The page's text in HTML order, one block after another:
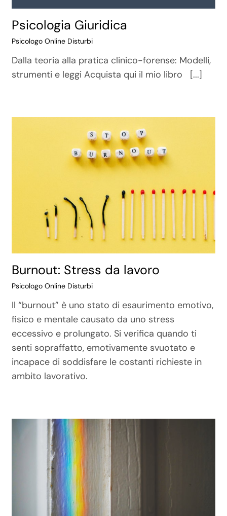
Psicologia Giuridica
Psicologo Online Disturbi
Dalla teoria alla pratica clinico-forense: Modelli,
strumenti e leggi Acquista qui il mio libro [...]
Burnout: Stress da lavoro
Psicologo Online Disturbi
Il “burnout” è uno stato di esaurimento emotivo,
fisico e mentale causato da uno stress
eccessivo e prolungato. Si verifica quando ti
senti sopraffatto, emotivamente svuotato e
incapace di soddisfare le costanti richieste in
ambito lavorativo.